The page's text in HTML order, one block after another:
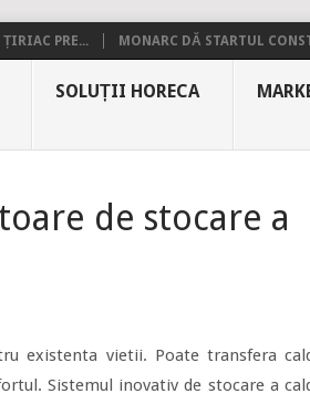
PRE... MONARC DĂ STARTUL
SOLUȚII HORECA
de stocare a
existenta vietii. Poate transfera
Sistemul inovativ de stocare a